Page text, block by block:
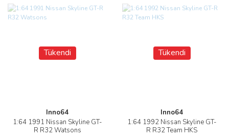
Tükendi
Inno64
1:64 1991 Nissan Skyline GT-
R R32 Watsons
Tükendi
Inno64
1:64 1992 Nissan Skyline GT-
R R32 Team HKS